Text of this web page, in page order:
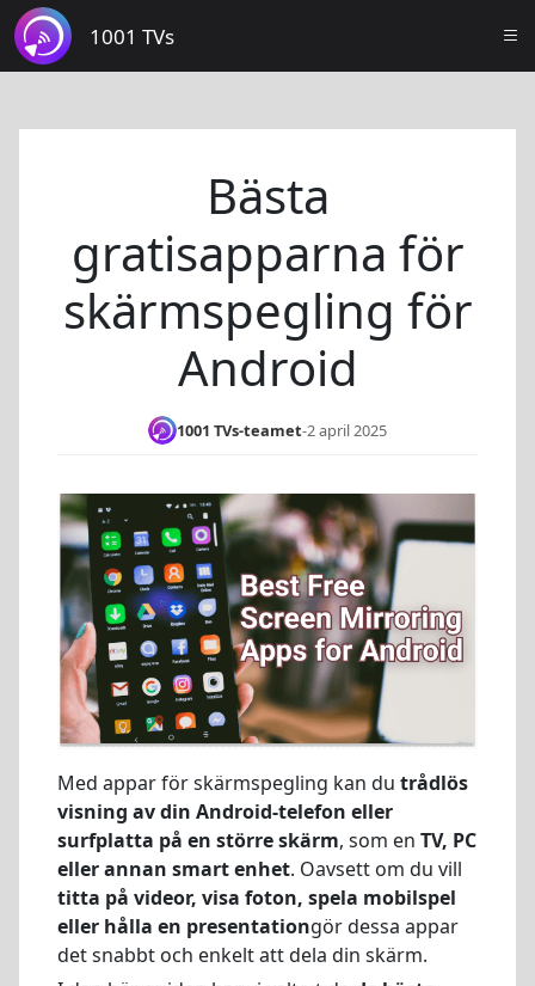
1001 TVs
Bästa
gratisapparna för
skärmspegling för
Android
1001 TVs-teamet-2 april 2025
Med appar för skärmspegling kan du trådlös
visning av din Android-telefon eller
surfplatta på en större skärm, som en TV, PC
eller annan smart enhet. Oavsett om du vill
titta på videor, visa foton, spela mobilspel
eller hålla en presentationgör dessa appar
det snabbt och enkelt att dela din skärm.